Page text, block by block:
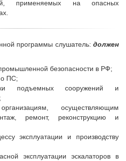
применяемых на опасных
программы слушатель: должен
безопасности в РФ;
о ПС;
подъемных сооружений и
осуществляющим
ремонт, реконструкцию и
эксплуатации и производству
эксплуатации эскалаторов в